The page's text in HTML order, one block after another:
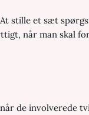
stille et sæt
når man skal
de involverede